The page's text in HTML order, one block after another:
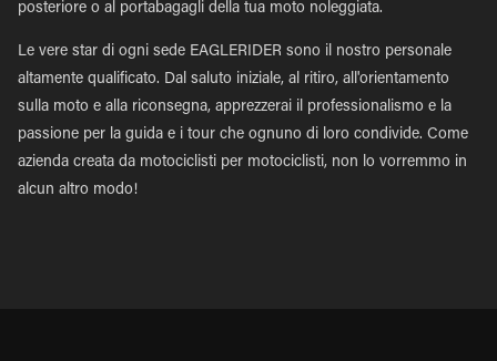
posteriore o al portabagagli della tua moto noleggiata.
Le vere star di ogni sede EAGLERIDER sono il nostro personale
altamente qualificato. Dal saluto iniziale, al ritiro, all'orientamento
sulla moto e alla riconsegna, apprezzerai il professionalismo e la
passione per la guida e i tour che ognuno di loro condivide. Come
azienda creata da motociclisti per motociclisti, non lo vorremmo in
alcun altro modo!